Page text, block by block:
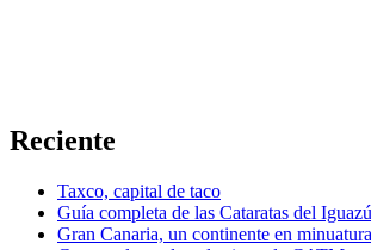
Reciente
Taxco, capital de taco
Guía completa de las Cataratas del
Gran Canaria, un continente en